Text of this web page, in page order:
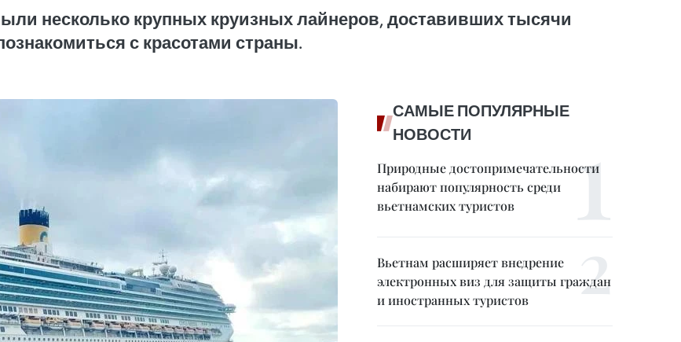
несколько крупных круизных лайнеров, доставивших тысячи
с красотами страны.
САМЫЕ ПОПУЛЯРНЫЕ
НОВОСТИ
Природные достопримечательности
набирают популярность среди
вьетнамских туристов
Вьетнам расширяет внедрение
электронных виз для защиты граждан
и иностранных туристов